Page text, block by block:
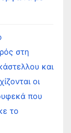
στη
και
οι
που
το